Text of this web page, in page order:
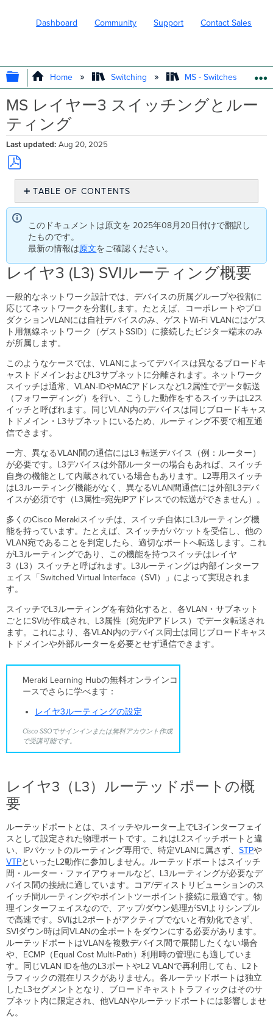
Dashboard Community Support Contact Sales
EXPAND/COLLAPSE GLOBAL
Home Switching MS - Switches
MS レイヤー3 スイッチングとルー
ティング
Last updated Aug 20, 2025
Save
PDF
TABLE OF CONTENTS
レ
ヤ
3
(L3)
SVI
テ
ィ
ン
グ
概
要
レ
イ
ヤ
3（L3）
ル
ー
ッ
ド
ポ
ー
ト
の
概
要
対
応
モ
レ
イ
ヤ
3
ー
テ
ィ
グ
の
初
期
L3
ン
タ
ー
フ
ェ
イ
ス
の
設
定
IPv4
L3
ル
ー
テ
ッ
このドキュメントは原文を 2025年08月20日付けで翻訳し
たものです。
最新の情報は原文をご確認ください。
レイヤ3 (L3) SVIルーティング概要
一般的なネットワーク設計では、デバイスの所属グループや役割に
応じてネットワークを分割します。たとえば、コーポレートやプロ
ダクションVLANには自社デバイスのみ、ゲストWi-Fi VLANにはゲス
ト用無線ネットワーク（ゲストSSID）に接続したビジター端末のみ
が所属します。
このようなケースでは、VLANによってデバイスは異なるブロードキ
ャストドメインおよびL3サブネットに分離されます。ネットワーク
スイッチは通常、VLAN-IDやMACアドレスなどL2属性でデータ転送
（フォワーディング）を行い、こうした動作をするスイッチはL2ス
イッチと呼ばれます。同じVLAN内のデバイスは同じブロードキャス
トドメイン・L3サブネットにいるため、ルーティング不要で相互通
信できます。
一方、異なるVLAN間の通信にはL3 転送デバイス（例：ルーター）
が必要です。L3デバイスは外部ルーターの場合もあれば、スイッチ
自身の機能として内蔵されている場合もあります。L2専用スイッチ
はL3ルーティング機能がなく、異なるVLAN間通信には外部L3デバ
イスが必須です（L3属性=宛先IPアドレスでの転送ができません）。
多くのCisco Merakiスイッチは、スイッチ自体にL3ルーティング機
能を持っています。たとえば、スイッチがパケットを受信し、他の
VLAN宛であることを判定したら、適切なポートへ転送します。これ
がL3ルーティングであり、この機能を持つスイッチはレイヤ
3（L3）スイッチと呼ばれます。L3ルーティングは内部インターフ
ェイス「Switched Virtual Interface（SVI）」によって実現されま
す。
スイッチでL3ルーティングを有効化すると、各VLAN・サブネット
ごとにSVIが作成され、L3属性（宛先IPアドレス）でデータ転送され
ます。これにより、各VLAN内のデバイス同士は同じブロードキャス
トドメインや外部ルーターを必要とせず通信できます。
Meraki Learning Hubの無料オンラインコ
ースでさらに学べます：
レイヤ3ルーティングの設定
Cisco SSOでサインインまたは無料アカウント作成
で受講可能です。
レイヤ3（L3）ルーテッドポートの概
要
ルーテッドポートとは、スイッチやルーター上でL3インターフェイ
スとして設定された物理ポートです。これはL2スイッチポートと違
い、IPパケットのルーティング専用で、特定VLANに属さず、STPや
VTPといったL2動作に参加しません。ルーテッドポートはスイッチ
間・ルーター・ファイアウォールなど、L3ルーティングが必要なデ
バイス間の接続に適しています。コア/ディストリビューションのス
イッチ間ルーティングやポイントツーポイント接続に最適です。物
理インターフェイスなので、アップ/ダウン処理がSVIよりシンプル
で高速です。SVIはL2ポートがアクティブでないと有効化できず、
SVIダウン時は同VLANの全ポートをダウンにする必要があります。
ルーテッドポートはVLANを複数デバイス間で展開したくない場合
や、ECMP（Equal Cost Multi-Path）利用時の管理にも適していま
す。同じVLAN IDを他のL3ポートやL2 VLANで再利用しても、L2ト
ラフィックの混在リスクがありません。各ルーテッドポートは独立
したL3セグメントとなり、ブロードキャストトラフィックはそのサ
ブネット内に限定され、他VLANやルーテッドポートには影響しませ
ん。